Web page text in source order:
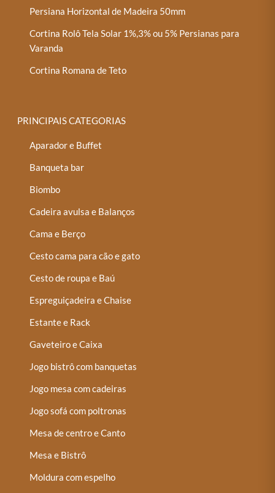
Persiana Horizontal de Madeira 50mm
Cortina Rolô Tela Solar 1%,3% ou 5% Persianas para
Varanda
Cortina Romana de Teto
PRINCIPAIS CATEGORIAS
Aparador e Buffet
Banqueta bar
Biombo
Cadeira avulsa e Balanços
Cama e Berço
Cesto cama para cão e gato
Cesto de roupa e Baú
Espreguiçadeira e Chaise
Estante e Rack
Gaveteiro e Caixa
Jogo bistrô com banquetas
Jogo mesa com cadeiras
Jogo sofá com poltronas
Mesa de centro e Canto
Mesa e Bistrô
Moldura com espelho